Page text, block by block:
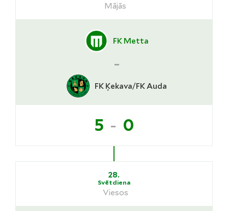
Mājās
FK Metta
-
FK Ķekava/FK Auda
5 - 0
28.
Svētdiena
Viesos